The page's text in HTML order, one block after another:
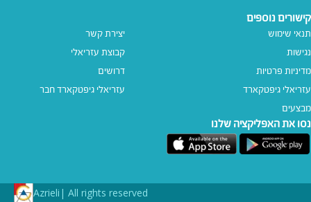
קישורים נוספים
תנאי שימוש
נגישות
מדיניות פרטיות
עזריאלי גיפטקארד
מבצעים
יצירת קשר
קבוצת עזריאלי
דרושים
עזריאלי גיפטקארד חבר‎
נסו את האפליקציה שלנו
All rights reserved |
Azrieli